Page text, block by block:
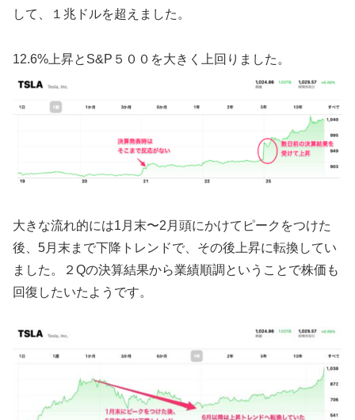
して、１兆ドルを超えました。
12.6%上昇とS&P５００を大きく上回りました。
大きな流れ的には1月末〜2月頭にかけてピークをつけた
後、5月末まで下降トレンドで、その後上昇に転換してい
ました。２Qの決算結果から業績順調ということで株価も
回復したいたようです。